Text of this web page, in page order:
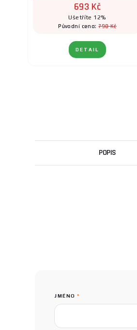
693 Kč
Ušetříte 12%
Původní cena:790 Kč
DETAIL
POPIS
JMÉNO *